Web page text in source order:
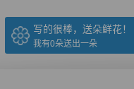
写的很棒，送朵鲜花！
我有0朵送出一朵